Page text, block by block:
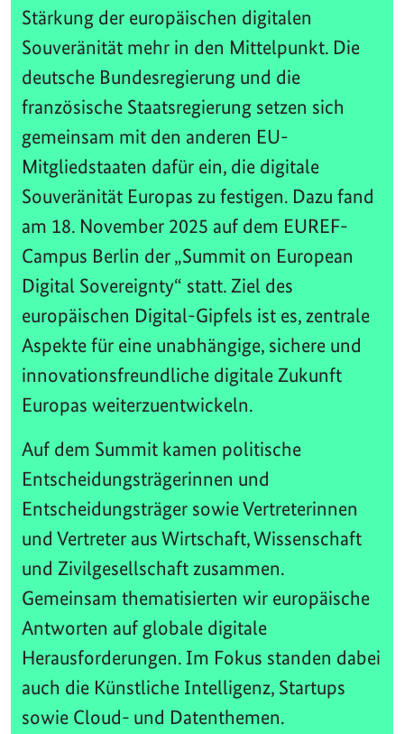
Stärkung der europäischen digitalen
Souveränität mehr in den Mittelpunkt. Die
deutsche Bundesregierung und die
französische Staatsregierung setzen sich
gemeinsam mit den anderen EU-
Mitgliedstaaten dafür ein, die digitale
Souveränität Europas zu festigen. Dazu fand
am 18. November 2025 auf dem EUREF-
Campus Berlin der „Summit on European
Digital Sovereignty“ statt. Ziel des
europäischen Digital-Gipfels ist es, zentrale
Aspekte für eine unabhängige, sichere und
innovationsfreundliche digitale Zukunft
Europas weiterzuentwickeln.
Auf dem Summit kamen politische
Entscheidungsträgerinnen und
Entscheidungsträger sowie Vertreterinnen
und Vertreter aus Wirtschaft, Wissenschaft
und Zivilgesellschaft zusammen.
Gemeinsam thematisierten wir europäische
Antworten auf globale digitale
Herausforderungen. Im Fokus standen dabei
auch die Künstliche Intelligenz, Startups
sowie Cloud- und Datenthemen.